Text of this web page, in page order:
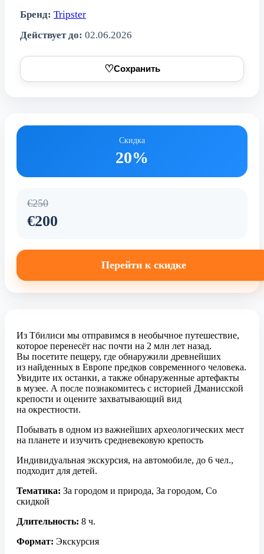
Бренд: Tripster
Действует до: 02.06.2026
♡Сохранить
Скидка
20%
€250
€200
Перейти к скидке
Из Тбилиси мы отправимся в необычное путешествие,
которое перенесёт нас почти на 2 млн лет назад.
Вы посетите пещеру, где обнаружили древнейших
из найденных в Европе предков современного человека.
Увидите их останки, а также обнаруженные артефакты
в музее. А после познакомитесь с историей Дманисской
крепости и оцените захватывающий вид
на окрестности.
Побывать в одном из важнейших археологических мест
на планете и изучить средневековую крепость
Индивидуальная экскурсия, на автомобиле, до 6 чел.,
подходит для детей.
Тематика: За городом и природа, За городом, Со
скидкой
Длительность: 8 ч.
Формат: Экскурсия